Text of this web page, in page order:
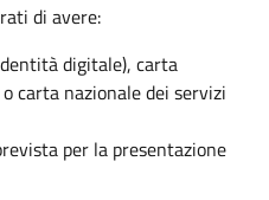
di avere:
digitale), carta
carta nazionale dei servizi
per la presentazione